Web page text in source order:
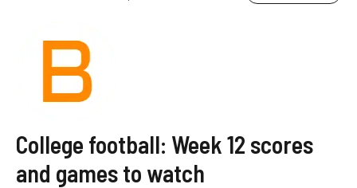
College football: Week 12 scores
and games to watch